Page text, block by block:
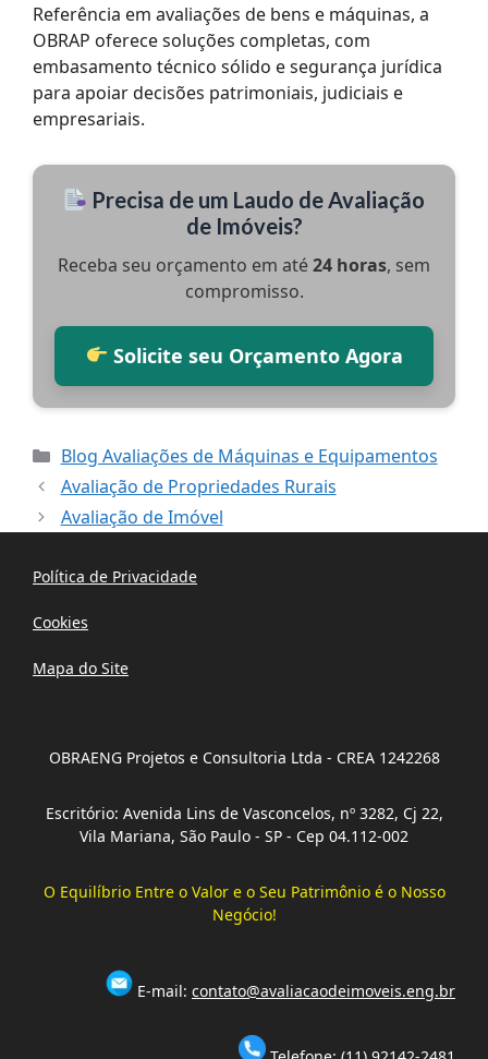
Referência em avaliações de bens e máquinas, a
OBRAP oferece soluções completas, com
embasamento técnico sólido e segurança jurídica
para apoiar decisões patrimoniais, judiciais e
empresariais.
Precisa de um Laudo de Avaliação
de Imóveis?
Receba seu orçamento em até24 horas, sem
compromisso.
Solicite seu Orçamento Agora
Categorias
Blog Avaliações de Máquinas e Equipamentos
Avaliação de Propriedades Rurais
Avaliação de Imóvel
Política de Privacidade
Cookies
Mapa do Site
OBRAENG Projetos e Consultoria Ltda - CREA 1242268
Escritório: Avenida Lins de Vasconcelos, nº 3282, Cj 22,
Vila Mariana, São Paulo - SP - Cep 04.112-002
O Equilíbrio Entre o Valor e o Seu Patrimônio é o Nosso
Negócio!
E-mail: contato@avaliacaodeimoveis.eng.br